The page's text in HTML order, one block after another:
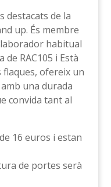
destacats de la
up. És membre
habitual
RAC105 i Està
flaques, ofereix un
una durada
convida tant al
16 euros i estan
de portes serà